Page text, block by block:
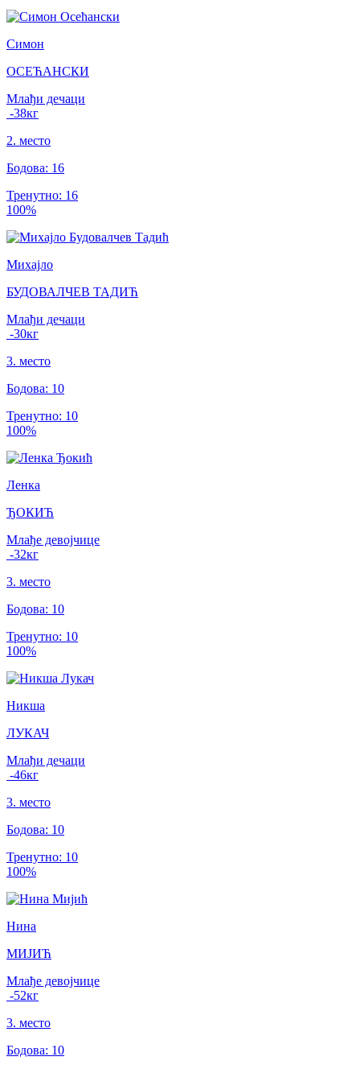
Симон
ОСЕЋАНСКИ
Млађи дечаци
-38кг
2. место
Бодова: 16
Тренутно: 16
100%
Михајло
БУДОВАЛЧЕВ ТАДИЋ
Млађи дечаци
-30кг
3. место
Бодова: 10
Тренутно: 10
100%
Ленка
ЂОКИЋ
Млађе девојчице
-32кг
3. место
Бодова: 10
Тренутно: 10
100%
Никша
ЛУКАЧ
Млађи дечаци
-46кг
3. место
Бодова: 10
Тренутно: 10
100%
Нина
МИЈИЋ
Млађе девојчице
-52кг
3. место
Бодова: 10